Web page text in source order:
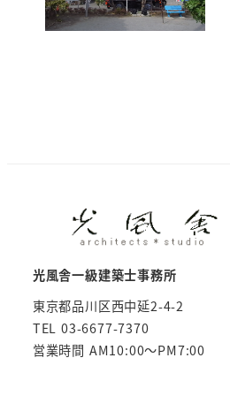
光風舎一級建築士事務所
東京都品川区西中延2-4-2
TEL 03-6677-7370
営業時間 AM10:00～PM7:00